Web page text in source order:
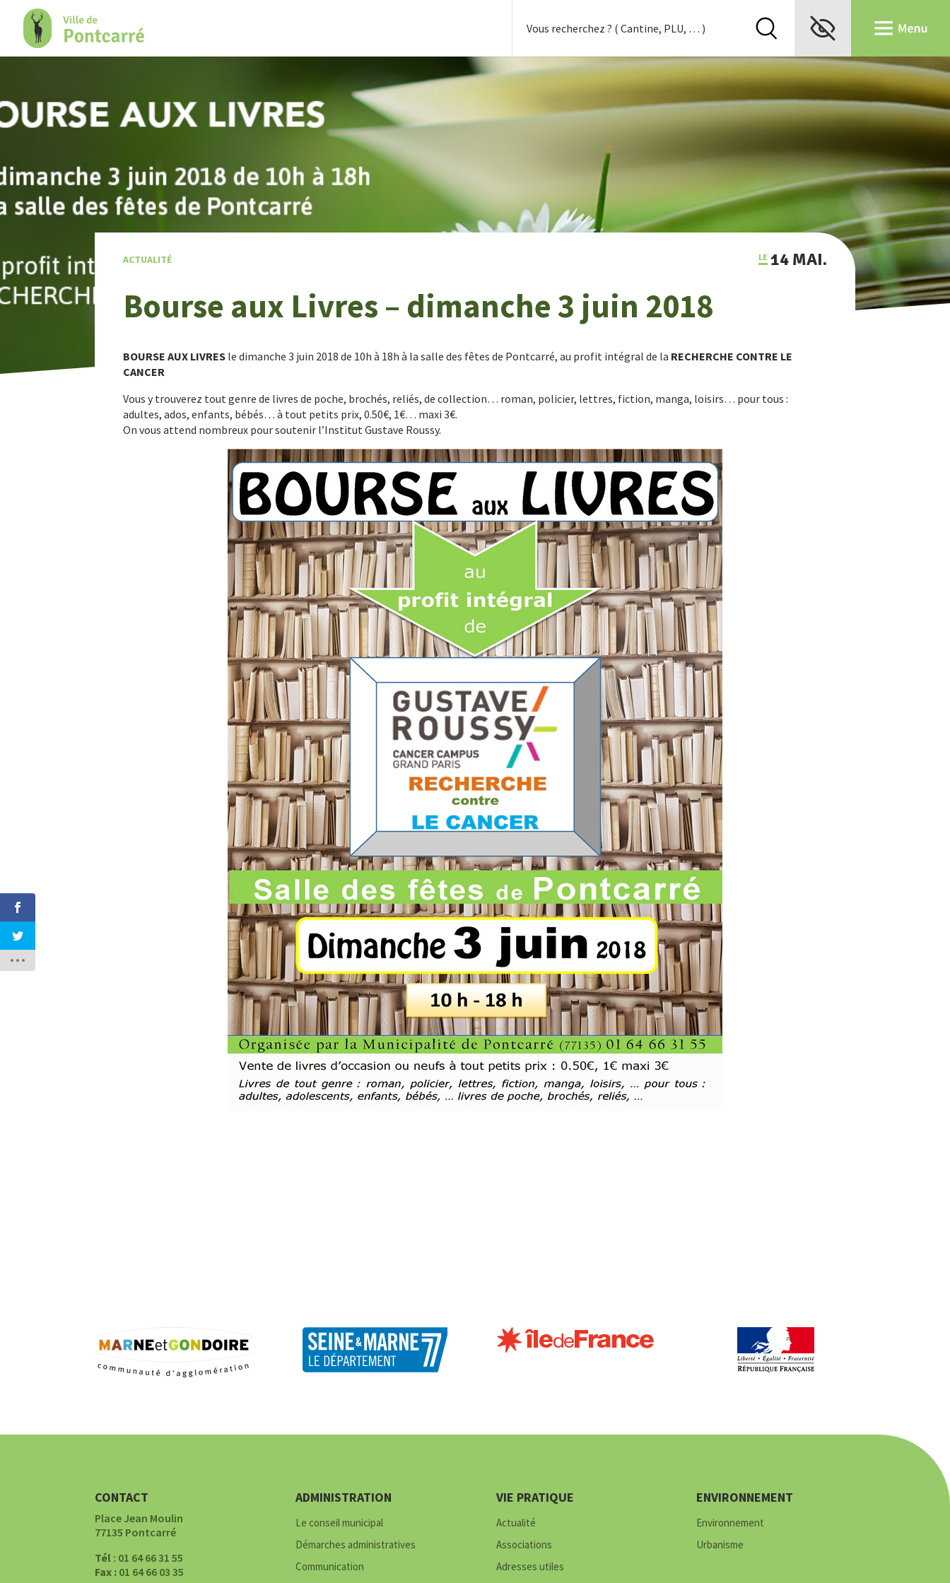
Confort +
ACTUALITÉ 14 MAI.
Bourse aux Livres – dimanche 3 juin 2018
BOURSE AUX LIVRES le dimanche 3 juin 2018 de 10h à 18h à la salle des fêtes de Pontcarré, au profit intégral de la RECHERCHE CONTRE LE
CANCER
Vous y trouverez tout genre de livres de poche, brochés, reliés, de collection… roman, policier, lettres, fiction, manga, loisirs… pour tous :
adultes, ados, enfants, bébés… à tout petits prix, 0.50€, 1€… maxi 3€.
On vous attend nombreux pour soutenir l’Institut Gustave Roussy.
CONTACT
Place Jean Moulin
77135 Pontcarré
Tél : 01 64 66 31 55
Fax : 01 64 66 03 35
ADMINISTRATION
Le conseil municipal
Démarches administratives
Communication
VIE PRATIQUE
Actualité
Associations
Adresses utiles
ENVIRONNEMENT
Environnement
Urbanisme